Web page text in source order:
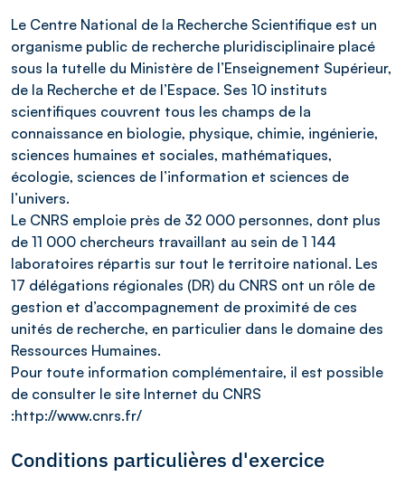
Le Centre National de la Recherche Scientifique est un
organisme public de recherche pluridisciplinaire placé
sous la tutelle du Ministère de l’Enseignement Supérieur,
de la Recherche et de l’Espace. Ses 10 instituts
scientifiques couvrent tous les champs de la
connaissance en biologie, physique, chimie, ingénierie,
sciences humaines et sociales, mathématiques,
écologie, sciences de l’information et sciences de
l’univers.
Le CNRS emploie près de 32 000 personnes, dont plus
de 11 000 chercheurs travaillant au sein de 1 144
laboratoires répartis sur tout le territoire national. Les
17 délégations régionales (DR) du CNRS ont un rôle de
gestion et d’accompagnement de proximité de ces
unités de recherche, en particulier dans le domaine des
Ressources Humaines.
Pour toute information complémentaire, il est possible
de consulter le site Internet du CNRS
:http://www.cnrs.fr/
Conditions particulières d'exercice